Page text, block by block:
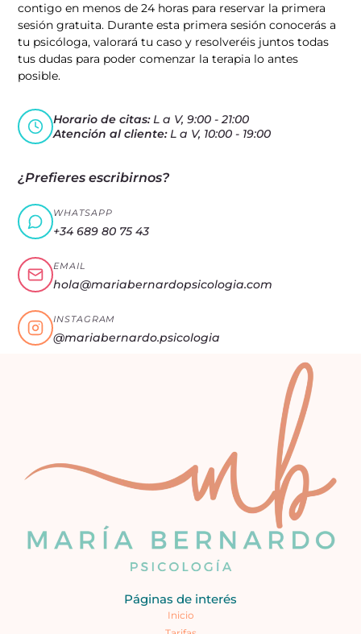
contigo en menos de 24 horas para reservar la primera
sesión gratuita. Durante esta primera sesión conocerás a
tu psicóloga, valorará tu caso y resolveréis juntos todas
tus dudas para poder comenzar la terapia lo antes
posible.
Horario de citas:L a V, 9:00 - 21:00
Atención al cliente:L a V, 10:00 - 19:00
¿Prefieres escribirnos?
WHATSAPP
+34 689 80 75 43
EMAIL
hola@mariabernardopsicologia.com
INSTAGRAM
@mariabernardo.psicologia
Páginas de interés
Inicio